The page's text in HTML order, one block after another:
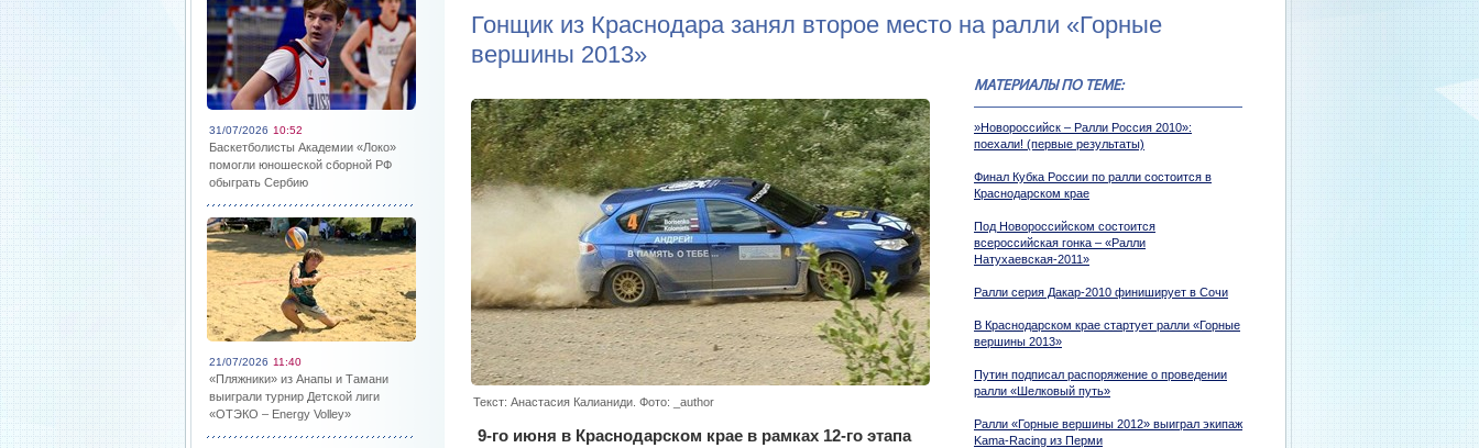
31/07/2026 10:52
Баскетболисты Академии «Локо»
помогли юношеской сборной РФ
обыграть Сербию
21/07/2026 11:40
«Пляжники» из Анапы и Тамани
выиграли турнир Детской лиги
«ОТЭКО – Energy Volley»
Гонщик из Краснодара занял второе место на ралли «Горные
вершины 2013»
МАТЕРИАЛЫ ПО ТЕМЕ:
»Новороссийск – Ралли Россия 2010»:
поехали! (первые результаты)
Финал Кубка России по ралли состоится в
Краснодарском крае
Под Новороссийском состоится
всероссийская гонка – «Ралли
Натухаевская-2011»
Ралли серия Дакар-2010 финиширует в Сочи
В Краснодарском крае стартует ралли «Горные
вершины 2013»
Путин подписал распоряжение о проведении
ралли «Шелковый путь»
Ралли «Горные вершины 2012» выиграл экипаж
Kama-Racing из Перми
Текст: Анастасия Калианиди. Фото: _author
9-го июня в Краснодарском крае в рамках 12-го этапа